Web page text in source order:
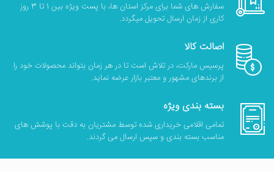
سفارش های شما برای مرکز استان ها، با پست ویژه بین 1 تا 3 روز
کاری از زمان ارسال تحویل میگردد.
اصالت کالا
پرسیس مارکت، در تلاش است تا در هر زمان بتواند محصولات خود را
از برندهای مشهور و معتبر بازار عرضه نماید.
بسته بندی ویژه
تمامی اقلامی خریداری شده توسط مشتریان به دقت با پوشش های
مناسب بسته بندی و سپس ارسال می گردند.